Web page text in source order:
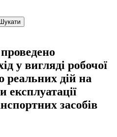
у вигляді робочої
реальних дій на
експлуатації
засобів